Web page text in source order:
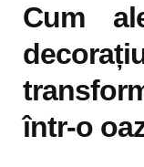
Cum
într-o